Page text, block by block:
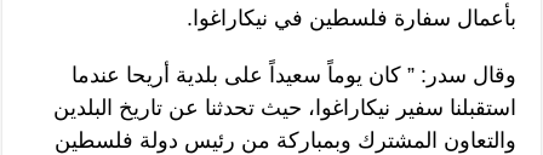
بأعمال سفارة فلسطين في نيكاراغوا.
وقال سدر: ” كان يوماً سعيداً على بلدية أريحا عندما
استقبلنا سفير نيكاراغوا، حيث تحدثنا عن تاريخ البلدين
والتعاون المشترك وبمباركة من رئيس دولة فلسطين